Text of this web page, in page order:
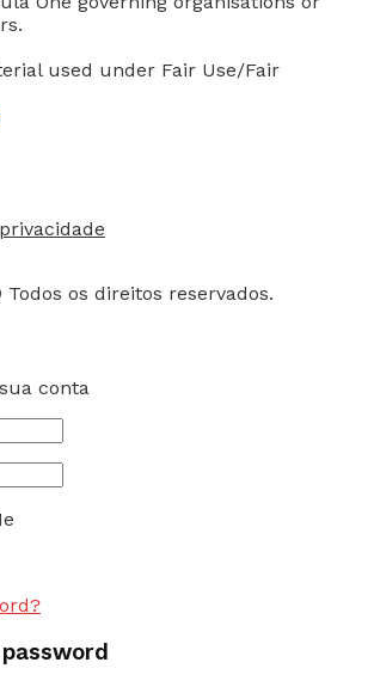
used under Fair Use/Fair
os direitos reservados.
conta